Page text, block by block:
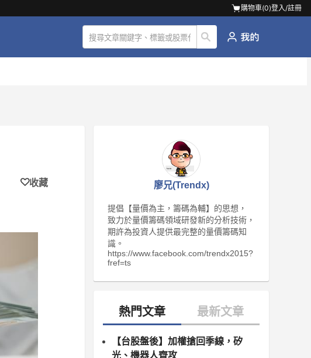
購物車(0)登入/註冊
收藏 廖兄(Trendx)
提倡【量價為主，籌碼為輔】的思想，
致力於量價籌碼領域研發新的分析技術，
期許為投資人提供最完整的量價籌碼知
識。
https://www.facebook.com/trendx2015?
fref=ts
【台股盤後】加權搶回季線，矽
光、機器人齊攻